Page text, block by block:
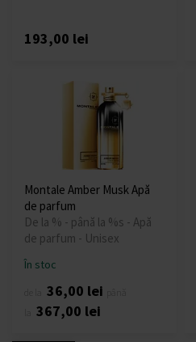
193,00 lei
Montale Amber Musk Apă
de parfum
De la % - până la %s - Apă
de parfum - Unisex
În stoc
36,00 lei
367,00 lei